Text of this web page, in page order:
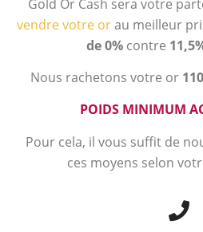
Gold Or Cash sera votre
vendre votre orau meilleur
de 0% contre
Nous rachetons votre or
POIDS MINIMUM
Pour cela, il vous suffit de
ces moyens selon